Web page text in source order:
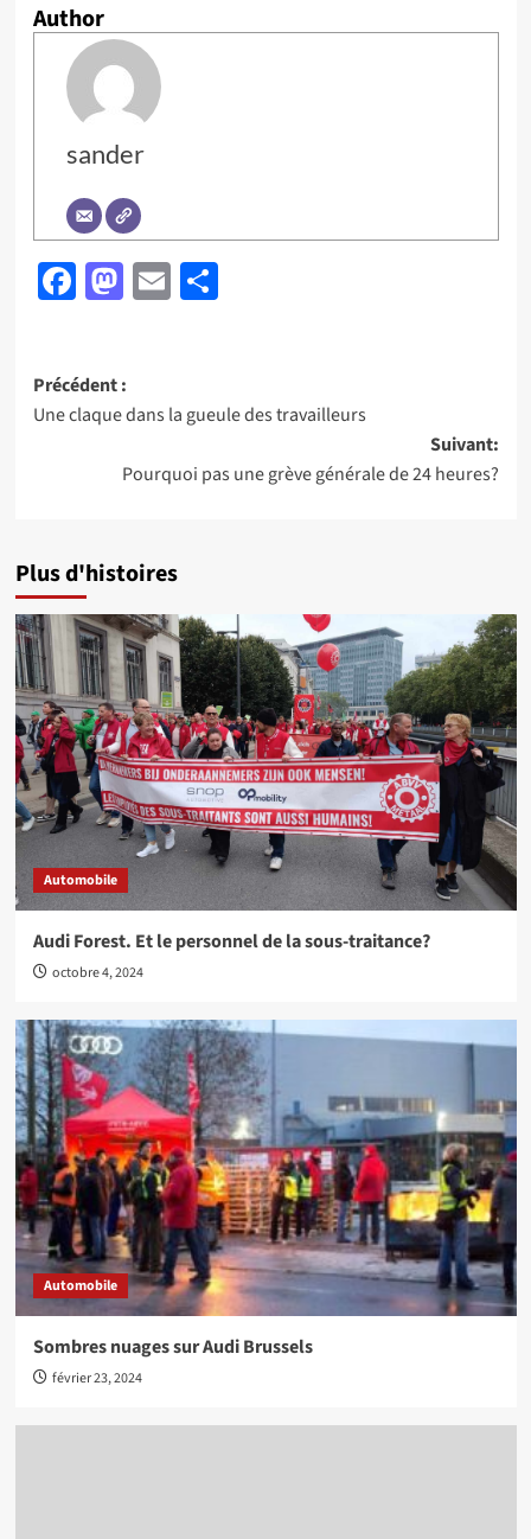
Author
sander
Facebook
Mastodon
EmailPartager
Navigation
d’article
Précédent :
Une claque dans la gueule des travailleurs
Suivant:
Pourquoi pas une grève générale de 24 heures?
Plus d'histoires
Automobile
Audi Forest. Et le personnel de la sous-traitance?
octobre 4, 2024
Automobile
Sombres nuages sur Audi Brussels
février 23, 2024